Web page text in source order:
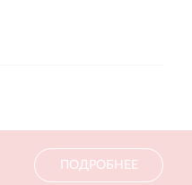
ПОДРОБНЕЕ